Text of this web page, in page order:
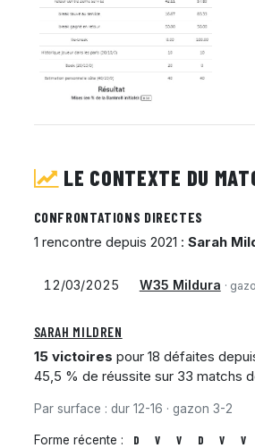
LE CONTEXTE DU
CONFRONTATIONS DIRECTES
1 rencontre depuis 2021 : Sarah
12/03/2025 W35 Mildura ·
SARAH MILDREN
15 victoires pour 18 défaites
45,5 % de réussite sur 33 matchs
Par surface : dur 12-16 · gazon 3-2
Forme récente : D V V D V V